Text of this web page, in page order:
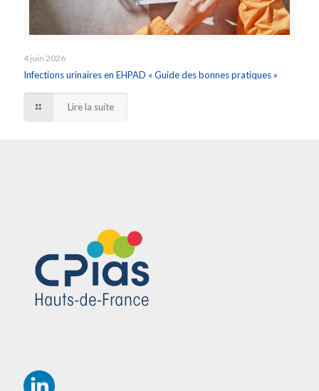
4 juin 2026
Infections urinaires en EHPAD « Guide des bonnes pratiques »
Lire la suite